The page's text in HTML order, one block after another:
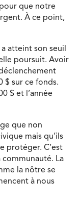
que notre
À ce point,
a atteint son seuil
poursuit. Avoir
$ sur ce fonds.
$ et l’année
que non
mais qu’ils
protéger. C’est
La
la nôtre se
à nous